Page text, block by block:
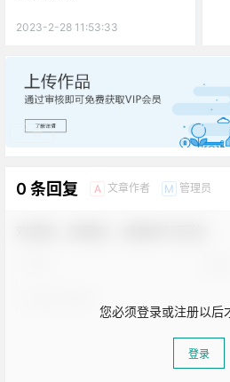
2023-2-28 11:53:33
广告
0 条回复 A 文章作者 M 管理员
您必须登录或注册以后
登录